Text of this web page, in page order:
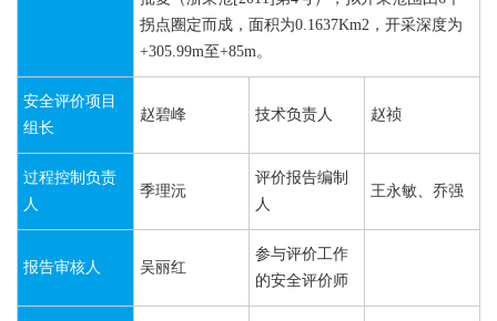
拐点圈定而成，面积为0.1637Km2，开采深度为
+305.99m至+85m。
安全评价项目
组长
赵碧峰 技术负责人 赵祯
过程控制负责
人
季理沅
评价报告编制
人
王永敏、乔强
报告审核人 吴丽红
参与评价工作
的安全评价师